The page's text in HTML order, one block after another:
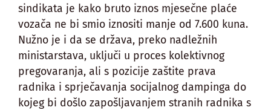
sindikata je kako bruto iznos mjesečne plaće
vozača ne bi smio iznositi manje od 7.600 kuna.
Nužno je i da se država, preko nadležnih
ministarstava, uključi u proces kolektivnog
pregovaranja, ali s pozicije zaštite prava
radnika i sprječavanja socijalnog dampinga do
kojeg bi došlo zapošljavanjem stranih radnika s